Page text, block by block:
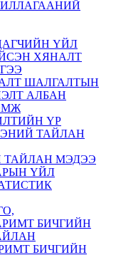
ҮЙЛ
ХЯНАЛТ
ШАЛГАЛТЫН
АЛБАН
ҮР
ТАЙЛАН
МЭДЭЭ
ҮЙЛ
БИЧГИЙН
БИЧГИЙН